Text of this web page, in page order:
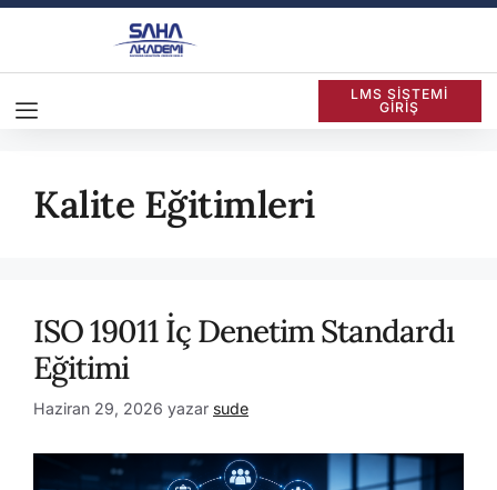
LMS SİSTEMİ
GİRİŞ
Kalite Eğitimleri
ISO 19011 İç Denetim Standardı
Eğitimi
Haziran 29, 2026 yazar sude